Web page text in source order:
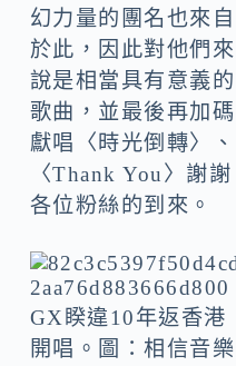
幻力量的團名也來自
於此，因此對他們來
說是相當具有意義的
歌曲，並最後再加碼
獻唱〈時光倒轉〉、
〈Thank You〉謝謝
各位粉絲的到來。
GX睽違10年返香港
開唱。圖：相信音樂